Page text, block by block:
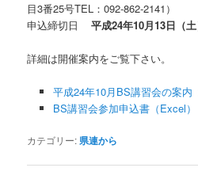
目3番25号TEL：092-862-2141）
申込締切日平成24年10月13日（土
詳細は開催案内をご覧下さい。
平成24年10月BS講習会の案内
BS講習会参加申込書（Excel）
カテゴリー:県連から